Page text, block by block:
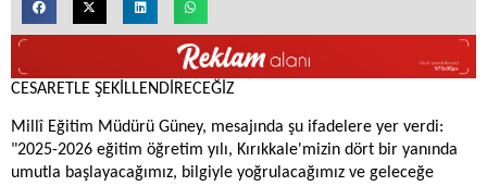
CESARETLE ŞEKİLLENDİRECEĞİZ
Millî Eğitim Müdürü Güney, mesajında şu ifadelere yer verdi:
"2025-2026 eğitim öğretim yılı, Kırıkkale'mizin dört bir yanında
umutla başlayacağımız, bilgiyle yoğrulacağımız ve geleceğe